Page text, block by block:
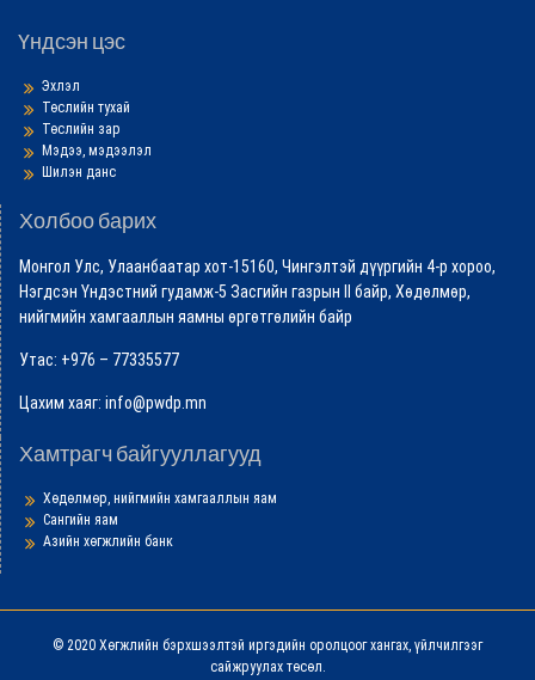
Үндсэн цэс
Эхлэл
Төслийн тухай
Төслийн зар
Мэдээ, мэдээлэл
Шилэн данс
Холбоо барих
Монгол Улс, Улаанбаатар хот-15160, Чингэлтэй дүүргийн 4-р хороо,
Нэгдсэн Үндэстний гудамж-5 Засгийн газрын II байр, Хөдөлмөр,
нийгмийн хамгааллын яамны өргөтгөлийн байр
Утас: +976 – 77335577
Цахим хаяг: info@pwdp.mn
Хамтрагч байгууллагууд
Хөдөлмөр, нийгмийн хамгааллын яам
Сангийн яам
Азийн хөгжлийн банк
© 2020 Хөгжлийн бэрхшээлтэй иргэдийн оролцоог хангах, үйлчилгээг
сайжруулах төсөл.